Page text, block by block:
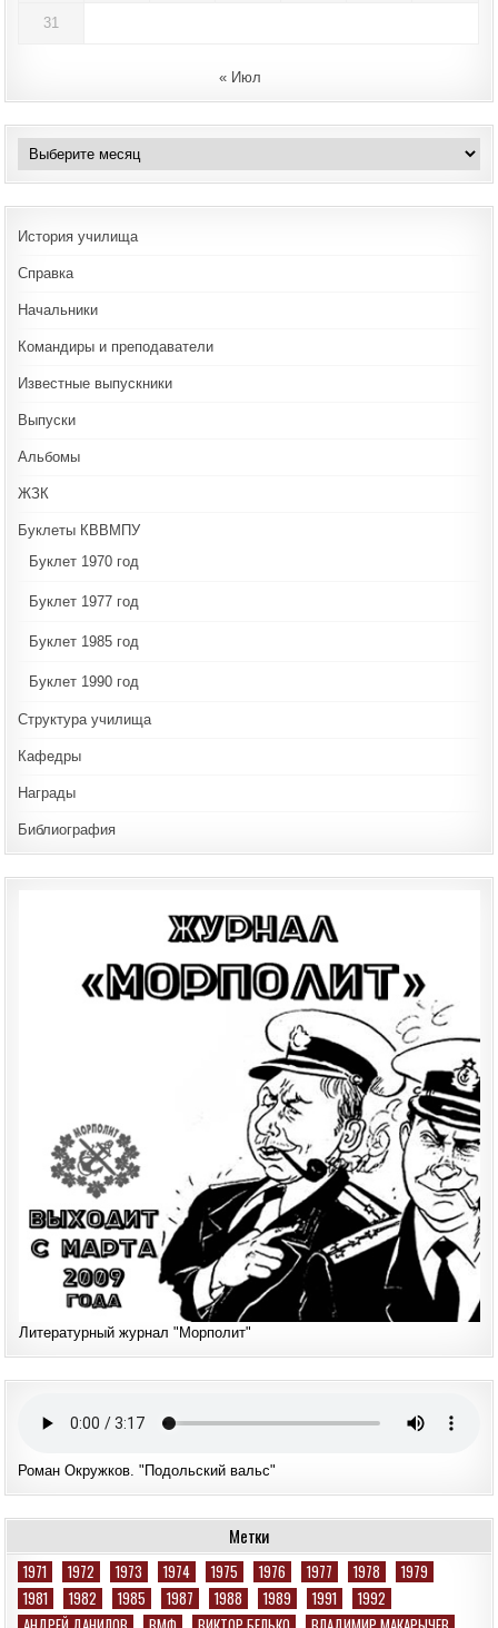
31
« Июл
Архивы
История училища
Справка
Начальники
Командиры и преподаватели
Известные выпускники
Выпуски
Альбомы
ЖЗК
Буклеты КВВМПУ
Буклет 1970 год
Буклет 1977 год
Буклет 1985 год
Буклет 1990 год
Структура училища
Кафедры
Награды
Библиография
Литературный журнал "Морполит"
Роман Окружков. "Подольский вальс"
Метки
1971 1972 1973 1974 1975 1976 1977 1978
1979
1981
1982 1985 1987 1988 1989 1991
1992